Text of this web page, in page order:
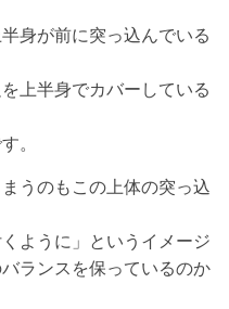
身が前に突っ込んでいる
上半身でカバーしている
。
うのもこの上体の突っ込
ように」というイメージ
ランスを保っているのか